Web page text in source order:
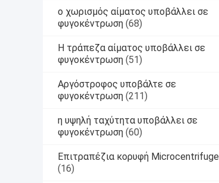
ο χωρισμός αίματος υποβάλλει σε
φυγοκέντρωση (68)
Η τράπεζα αίματος υποβάλλει σε
φυγοκέντρωση (51)
Αργόστροφος υποβάλτε σε
φυγοκέντρωση (211)
η υψηλή ταχύτητα υποβάλλει σε
φυγοκέντρωση (60)
Επιτραπέζια κορυφή Microcentrifuge
(16)